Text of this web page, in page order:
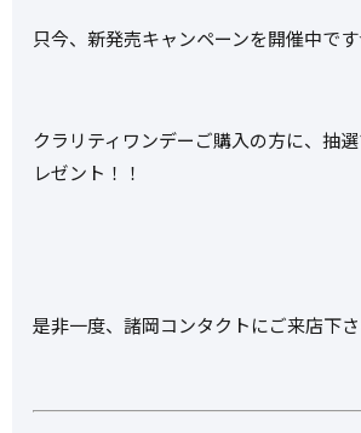
只今、新発売キャンペーンを開催中
クラリティワンデーご購入の方に、抽
レゼント！！
是非一度、諸岡コンタクトにご来店下